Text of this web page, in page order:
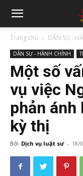
Trang chủ DÂN SỰ -
DÂN SỰ - HÀNH CHÍNH
Một số
vụ việc
phản ánh
kỳ thị
Bởi Dịch vụ luật sư - 18/